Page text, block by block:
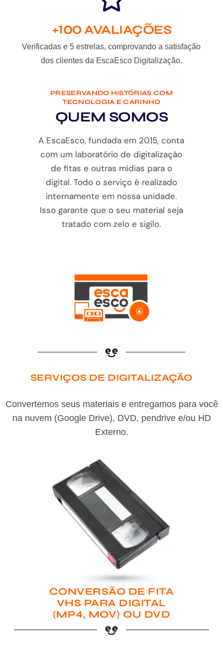
+100 AVALIAÇÕES
Verificadas e 5 estrelas, comprovando a satisfação
dos clientes da EscaEsco Digitalização.
PRESERVANDO HISTÓRIAS COM
TECNOLOGIA E CARINHO
QUEM SOMOS
A EscaEsco, fundada em 2015, conta
com um laboratório de digitalização
de fitas e outras mídias para o
digital. Todo o serviço é realizado
internamente em nossa unidade.
Isso garante que o seu material seja
tratado com zelo e sigilo.
SERVIÇOS DE DIGITALIZAÇÃO
Convertemos seus materiais e entregamos para você
na nuvem (Google Drive), DVD, pendrive e/ou HD
Externo.
CONVERSÃO DE FITA
VHS PARA DIGITAL
(MP4, MOV) OU DVD